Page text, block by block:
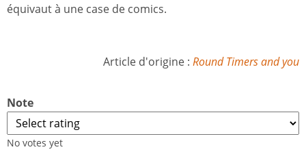
équivaut à une case de comics.
Article d'origine : Round Timers and you
Note
No votes yet